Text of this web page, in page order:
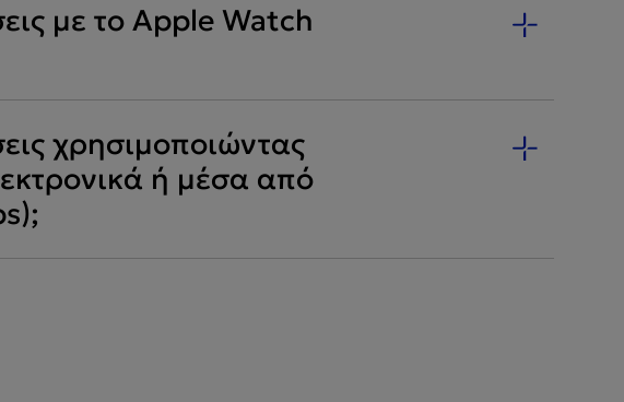
με το Apple Watch
χρησιμοποιώντας
ή μέσα από